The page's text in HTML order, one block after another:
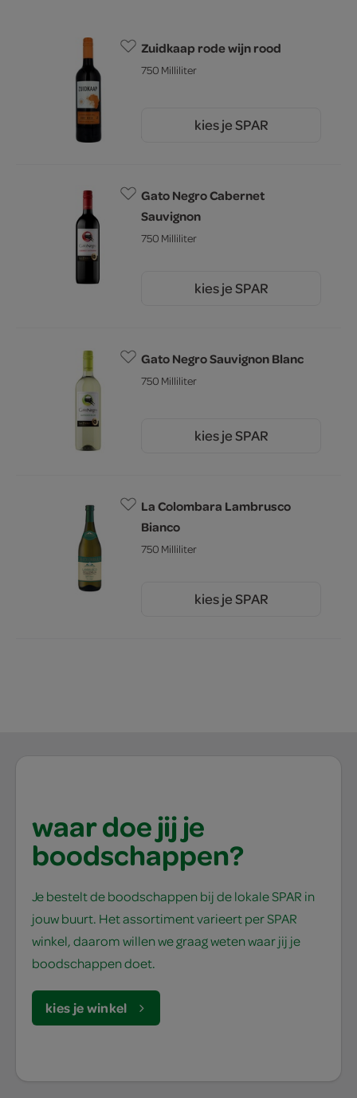
Zuidkaap rode wijn rood
750 Milliliter
kies je SPAR
Gato Negro Cabernet
Sauvignon
750 Milliliter
kies je SPAR
Gato Negro Sauvignon Blanc
750 Milliliter
kies je SPAR
La Colombara Lambrusco
Bianco
750 Milliliter
kies je SPAR
waar doe jij je
boodschappen?
Je bestelt de boodschappen bij de lokale SPAR in
jouw buurt. Het assortiment varieert per SPAR
winkel, daarom willen we graag weten waar jij je
boodschappen doet.
kies je winkel